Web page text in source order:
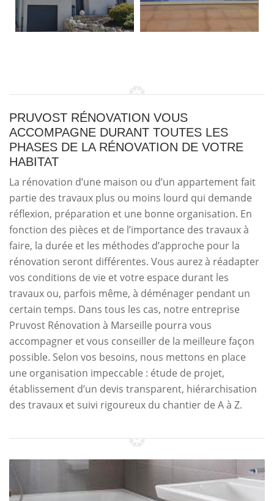
PRUVOST RÉNOVATION VOUS
ACCOMPAGNE DURANT TOUTES LES
PHASES DE LA RÉNOVATION DE VOTRE
HABITAT
La rénovation d’une maison ou d’un appartement fait
partie des travaux plus ou moins lourd qui demande
réflexion, préparation et une bonne organisation. En
fonction des pièces et de l’importance des travaux à
faire, la durée et les méthodes d’approche pour la
rénovation seront différentes. Vous aurez à réadapter
vos conditions de vie et votre espace durant les
travaux ou, parfois même, à déménager pendant un
certain temps. Dans tous les cas, notre entreprise
Pruvost Rénovation à Marseille pourra vous
accompagner et vous conseiller de la meilleure façon
possible. Selon vos besoins, nous mettons en place
une organisation impeccable : étude de projet,
établissement d’un devis transparent, hiérarchisation
des travaux et suivi rigoureux du chantier de A à Z.